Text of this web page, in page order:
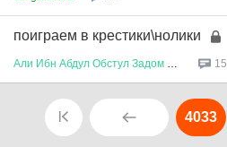
поиграем в крестики\нолики
Али Ибн Абдул Обстул Задом 15
4033